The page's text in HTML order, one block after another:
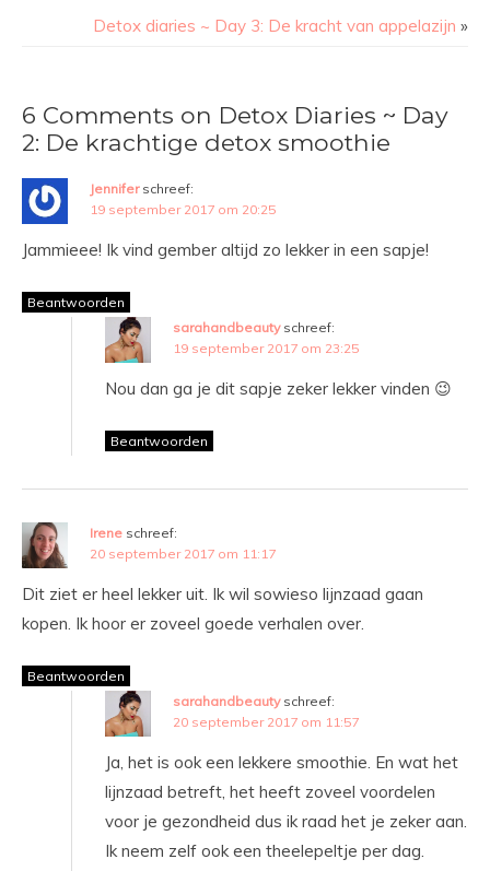
Detox diaries ~ Day 3: De kracht van appelazijn »
6 Comments on Detox Diaries ~ Day
2: De krachtige detox smoothie
Jennifer schreef:
19 september 2017 om 20:25
Jammieee! Ik vind gember altijd zo lekker in een sapje!
Beantwoorden
sarahandbeauty schreef:
19 september 2017 om 23:25
Nou dan ga je dit sapje zeker lekker vinden 😉
Beantwoorden
Irene schreef:
20 september 2017 om 11:17
Dit ziet er heel lekker uit. Ik wil sowieso lijnzaad gaan
kopen. Ik hoor er zoveel goede verhalen over.
Beantwoorden
sarahandbeauty schreef:
20 september 2017 om 11:57
Ja, het is ook een lekkere smoothie. En wat het
lijnzaad betreft, het heeft zoveel voordelen
voor je gezondheid dus ik raad het je zeker aan.
Ik neem zelf ook een theelepeltje per dag.